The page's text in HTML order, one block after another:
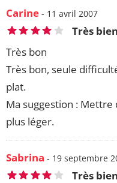
Carine - 11 avril 2007
Très bien
Très bon
Très bon, seule
plat.
Ma suggestion :
plus léger.
Sabrina - 19 septembre
Très bien